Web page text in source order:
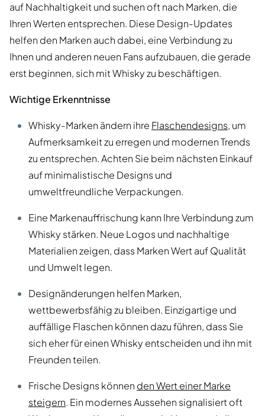
auf Nachhaltigkeit und suchen oft nach Marken, die
Ihren Werten entsprechen. Diese Design-Updates
helfen den Marken auch dabei, eine Verbindung zu
Ihnen und anderen neuen Fans aufzubauen, die gerade
erst beginnen, sich mit Whisky zu beschäftigen.
Wichtige Erkenntnisse
Whisky-Marken ändern ihre Flaschendesigns, um
Aufmerksamkeit zu erregen und modernen Trends
zu entsprechen. Achten Sie beim nächsten Einkauf
auf minimalistische Designs und
umweltfreundliche Verpackungen.
Eine Markenauffrischung kann Ihre Verbindung zum
Whisky stärken. Neue Logos und nachhaltige
Materialien zeigen, dass Marken Wert auf Qualität
und Umwelt legen.
Designänderungen helfen Marken,
wettbewerbsfähig zu bleiben. Einzigartige und
auffällige Flaschen können dazu führen, dass Sie
sich eher für einen Whisky entscheiden und ihn mit
Freunden teilen.
Frische Designs können den Wert einer Marke
steigern. Ein modernes Aussehen signalisiert oft